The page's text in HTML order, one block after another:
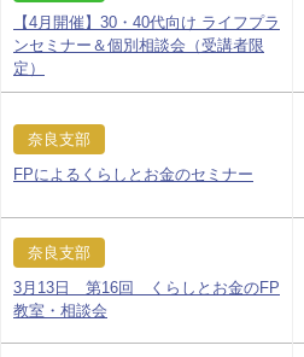
【4月開催】30・40代向け ライフプラ
ンセミナー＆個別相談会（受講者限
定）
奈良支部
FPによるくらしとお金のセミナー
奈良支部
3月13日 第16回 くらしとお金のFP
教室・相談会